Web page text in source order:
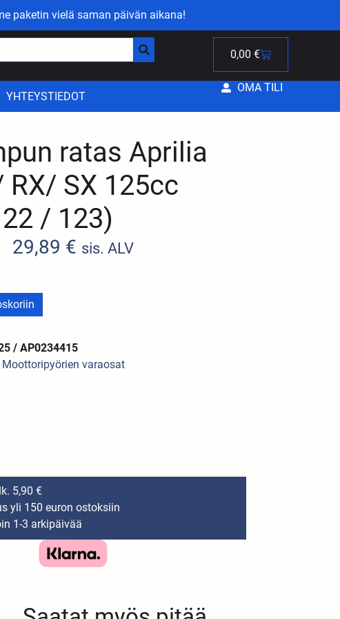
paketin vielä saman päivän aikana!
0,00 €
YHTEYSTIEDOT
OMA TILI
ratas Aprilia
RX/ SX 125cc
/ 123)
29,89 € sis. ALV
/ AP0234415
Moottoripyörien varaosat
5,90 €
yli 150 euron ostoksiin
1-3 arkipäivää